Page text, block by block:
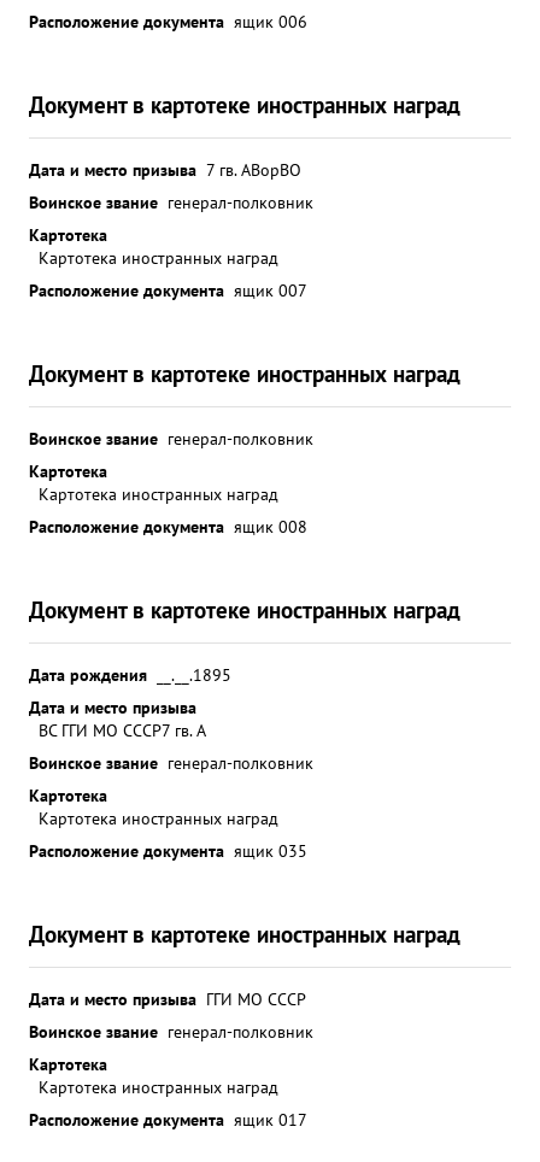
Расположение документа ящик 006
Документ в картотеке иностранных наград
Дата и место призыва 7 гв. АВорВО
Воинское звание генерал-полковник
Картотека
Картотека иностранных наград
Расположение документа ящик 007
Документ в картотеке иностранных наград
Воинское звание генерал-полковник
Картотека
Картотека иностранных наград
Расположение документа ящик 008
Документ в картотеке иностранных наград
Дата рождения
__.__.1895
Дата и место призыва
ВС ГГИ МО СССР7 гв. А
Воинское звание генерал-полковник
Картотека
Картотека иностранных наград
Расположение документа ящик 035
Документ в картотеке иностранных наград
Дата и место призыва ГГИ МО СССР
Воинское звание генерал-полковник
Картотека
Картотека иностранных наград
Расположение документа ящик 017